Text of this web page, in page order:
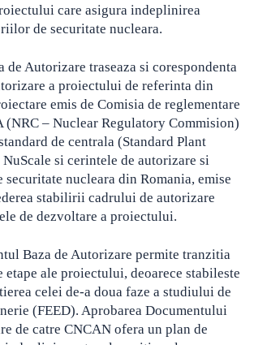
care asigura indeplinirea
de securitate nucleara.
de Autorizare traseaza si corespondenta
a proiectului de referinta din
emis de Comisia de reglementare
(NRC – Nuclear Regulatory Commision)
de centrala (Standard Plant
si cerintele de autorizare si
securitate nucleara din Romania, emise
stabilirii cadrului de autorizare
de dezvoltare a proiectului.
Baza de Autorizare permite tranzitia
etape ale proiectului, deoarece stabileste
celei de-a doua faze a studiului de
(FEED). Aprobarea Documentului
de catre CNCAN ofera un plan de